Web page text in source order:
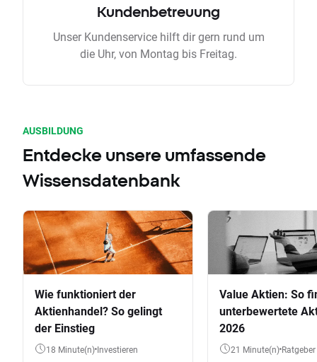
Kundenbetreuung
Unser Kundenservice hilft dir gern rund um
die Uhr, von Montag bis Freitag.
AUSBILDUNG
Entdecke unsere umfassende
Wissensdatenbank
Wie funktioniert der
Aktienhandel? So gelingt
der Einstieg
18 Minute(n) Investieren
Value Aktien: So
unterbewertete
2026
21 Minute(n) Ratgeber